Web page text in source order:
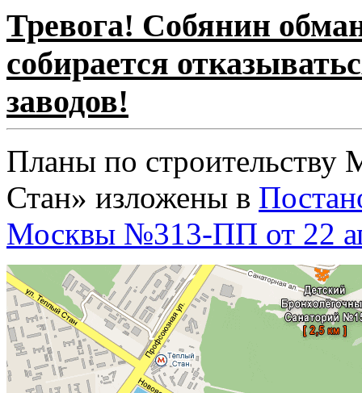
Тревога! Собянин
собирается
заводов!
Планы по
Стан» изложены в
Москвы №313-ПП от 22